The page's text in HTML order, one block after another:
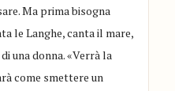
Ma prima bisogna
le Langhe, canta il mare,
una donna. «Verrà la
come smettere un